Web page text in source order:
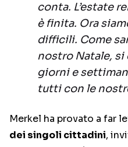
conta. L’estate
è finita. Ora
difficili. Come
nostro Natale,
giorni e
tutti con le
Merkel ha provato a far
dei singoli cittadini,